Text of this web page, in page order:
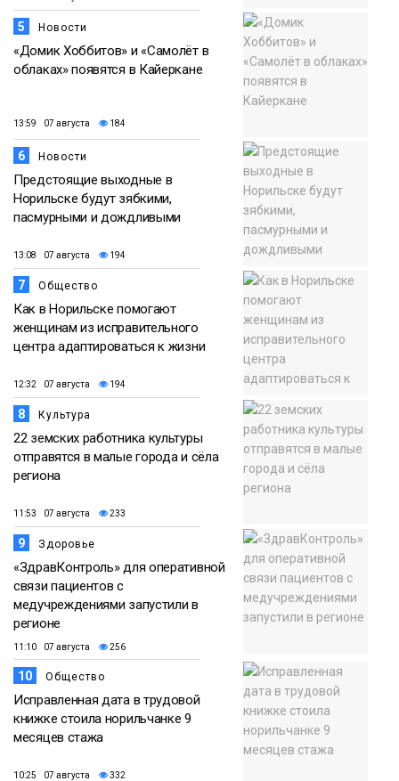
5 Новости
«Домик Хоббитов» и «Самолёт в
облаках» появятся в Кайеркане
13:59 07 августа 184
6 Новости
Предстоящие выходные в
Норильске будут зябкими,
пасмурными и дождливыми
13:08 07 августа 194
7 Общество
Как в Норильске помогают
женщинам из исправительного
центра адаптироваться к жизни
12:32 07 августа 194
8 Культура
22 земских работника культуры
отправятся в малые города и сёла
региона
11:53 07 августа 233
9 Здоровье
«ЗдравКонтроль» для оперативной
связи пациентов с
медучреждениями запустили в
регионе
11:10 07 августа 256
10 Общество
Исправленная дата в трудовой
книжке стоила норильчанке 9
месяцев стажа
10:25 07 августа 332